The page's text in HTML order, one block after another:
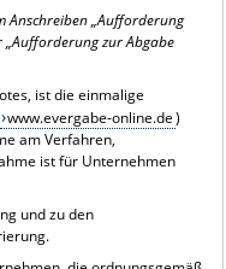
Anschreiben „Aufforderung
zur Abgabe
ist die einmalige
www.evergabe-online.de)
am Verfahren,
ist für Unternehmen
und zu den